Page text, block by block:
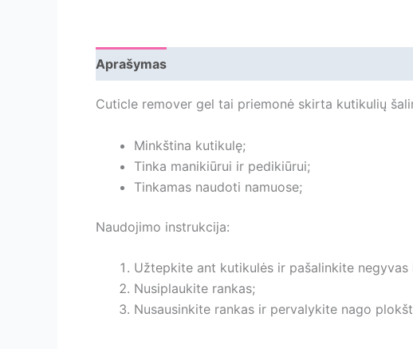
Aprašymas
Cuticle remover gel tai priemonė skirta kutikulių
Minkština kutikulę;
Tinka manikiūrui ir pedikiūrui;
Tinkamas naudoti namuose;
Naudojimo instrukcija:
Užtepkite ant kutikulės ir pašalinkite
Nusiplaukite rankas;
Nusausinkite rankas ir pervalykite nago